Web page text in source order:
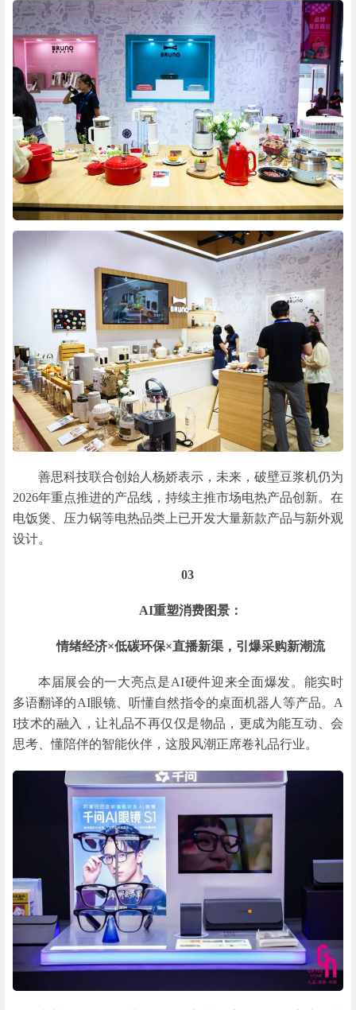
善思科技联合创始人杨娇表示， 未来，破壁豆浆机仍为
2026年重点推进的产品线，持续主推市场电热产品创新。在
电饭煲、压力锅等电热品类上已开发大量新款产品与新外观
设计。
03
AI重塑消费图景：
情绪经济×低碳环保×直播新渠，引爆采购新潮流
本届展会的一大亮点是AI硬件迎来全面爆发。能实时
多语翻译的AI眼镜、听懂自然指令的桌面机器人等产品。A
I技术的融入，让礼品不再仅仅是物品，更成为能互动、会
思考、懂陪伴的智能伙伴，这股风潮正席卷礼品行业。